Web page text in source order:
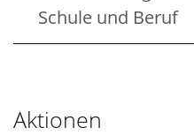
Schule und Beruf
Aktionen